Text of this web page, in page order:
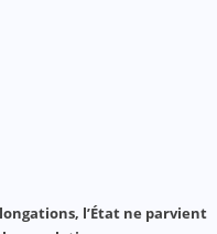
l’État ne parvient